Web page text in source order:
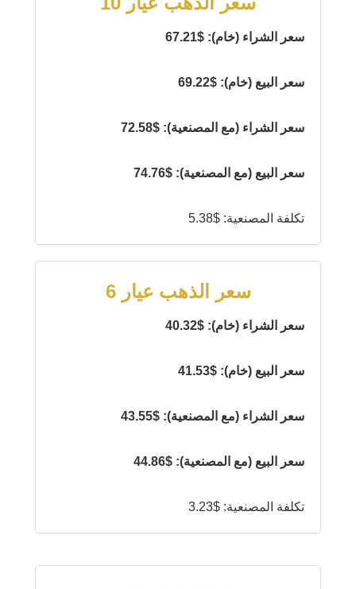
سعر الشراء (خام): $67.21
سعر البيع (خام): $69.22
سعر الشراء (مع المصنعية): $72.58
سعر البيع (مع المصنعية): $74.76
تكلفة المصنعية: $5.38
سعر الذهب عيار 6
سعر الشراء (خام): $40.32
سعر البيع (خام): $41.53
سعر الشراء (مع المصنعية): $43.55
سعر البيع (مع المصنعية): $44.86
تكلفة المصنعية: $3.23